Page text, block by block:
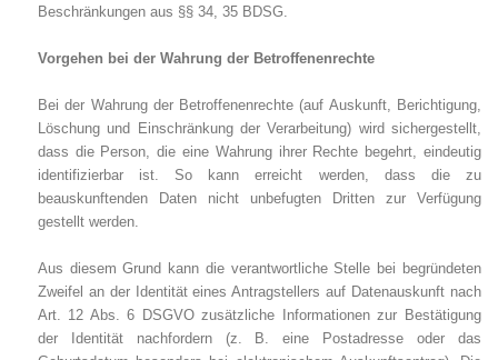
Beschränkungen aus §§ 34, 35 BDSG.
Vorgehen bei der Wahrung der Betroffenenrechte
Bei der Wahrung der Betroffenenrechte (auf Auskunft, Berichtigung,
Löschung und Einschränkung der Verarbeitung) wird sichergestellt,
dass die Person, die eine Wahrung ihrer Rechte begehrt, eindeutig
identifizierbar ist. So kann erreicht werden, dass die zu
beauskunftenden Daten nicht unbefugten Dritten zur Verfügung
gestellt werden.
Aus diesem Grund kann die verantwortliche Stelle bei begründeten
Zweifel an der Identität eines Antragstellers auf Datenauskunft nach
Art. 12 Abs. 6 DSGVO zusätzliche Informationen zur Bestätigung
der Identität nachfordern (z. B. eine Postadresse oder das